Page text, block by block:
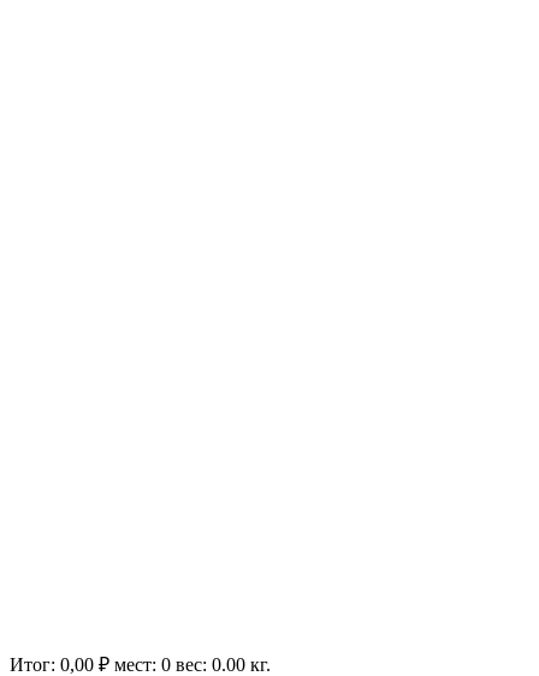
Итог: 0,00 ₽ мест: 0 вес: 0.00 кг.